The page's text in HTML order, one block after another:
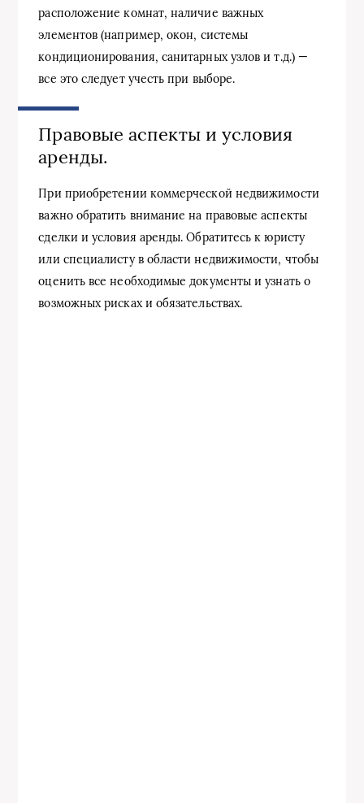
расположение комнат, наличие важных
элементов (например, окон, системы
кондиционирования, санитарных узлов и т.д.) —
все это следует учесть при выборе.
Правовые аспекты и условия
аренды.
При приобретении коммерческой недвижимости
важно обратить внимание на правовые аспекты
сделки и условия аренды. Обратитесь к юристу
или специалисту в области недвижимости, чтобы
оценить все необходимые документы и узнать о
возможных рисках и обязательствах.